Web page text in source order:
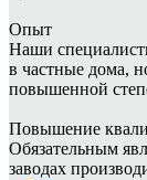
Опыт
Наши
в частные дома,
повышенной
Повышение
Обязательным
заводах